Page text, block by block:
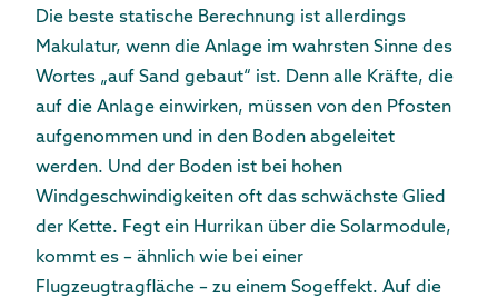
Die beste statische Berechnung ist allerdings
Makulatur, wenn die Anlage im wahrsten Sinne des
Wortes „auf Sand gebaut“ ist. Denn alle Kräfte, die
auf die Anlage einwirken, müssen von den Pfosten
aufgenommen und in den Boden abgeleitet
werden. Und der Boden ist bei hohen
Windgeschwindigkeiten oft das schwächste Glied
der Kette. Fegt ein Hurrikan über die Solarmodule,
kommt es – ähnlich wie bei einer
Flugzeugtragfläche – zu einem Sogeffekt. Auf die